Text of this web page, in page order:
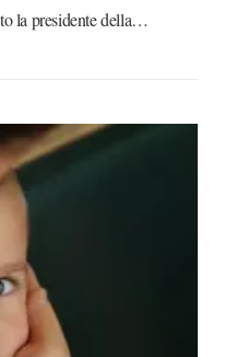
la presidente della…